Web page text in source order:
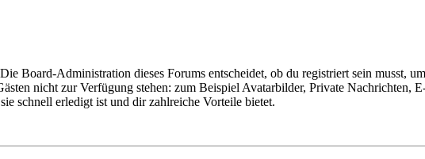
Board-Administration dieses Forums entscheidet, ob du registriert sein musst,
nicht zur Verfügung stehen: zum Beispiel Avatarbilder, Private Nachrichten,
schnell erledigt ist und dir zahlreiche Vorteile bietet.